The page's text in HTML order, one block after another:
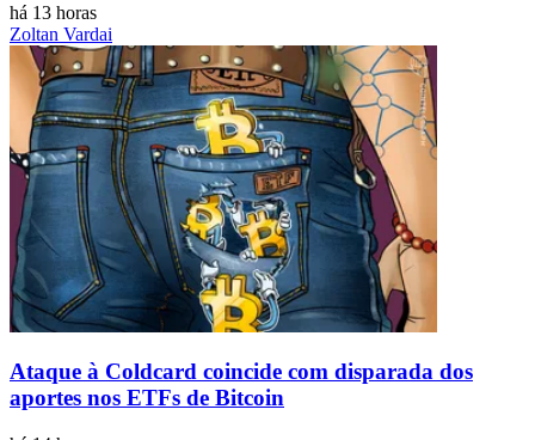
há 13 horas
Zoltan Vardai
Ataque à Coldcard coincide com disparada dos
aportes nos ETFs de Bitcoin